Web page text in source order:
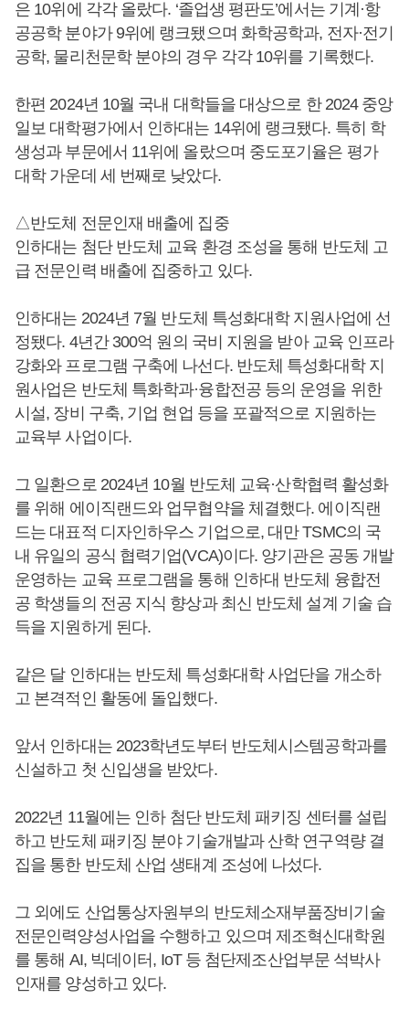
은 10위에 각각 올랐다. ‘졸업생 평판도’에서는 기계·항
공공학 분야가 9위에 랭크됐으며 화학공학과, 전자·전기
공학, 물리천문학 분야의 경우 각각 10위를 기록했다.
한편 2024년 10월 국내 대학들을 대상으로 한 2024 중앙
일보 대학평가에서 인하대는 14위에 랭크됐다. 특히 학
생성과 부문에서 11위에 올랐으며 중도포기율은 평가
대학 가운데 세 번째로 낮았다.
△반도체 전문인재 배출에 집중
인하대는 첨단 반도체 교육 환경 조성을 통해 반도체 고
급 전문인력 배출에 집중하고 있다.
인하대는 2024년 7월 반도체 특성화대학 지원사업에 선
정됐다. 4년간 300억 원의 국비 지원을 받아 교육 인프라
강화와 프로그램 구축에 나선다. 반도체 특성화대학 지
원사업은 반도체 특화학과·융합전공 등의 운영을 위한
시설, 장비 구축, 기업 현업 등을 포괄적으로 지원하는
교육부 사업이다.
그 일환으로 2024년 10월 반도체 교육·산학협력 활성화
를 위해 에이직랜드와 업무협약을 체결했다. 에이직랜
드는 대표적 디자인하우스 기업으로, 대만 TSMC의 국
내 유일의 공식 협력기업(VCA)이다. 양기관은 공동 개발
운영하는 교육 프로그램을 통해 인하대 반도체 융합전
공 학생들의 전공 지식 향상과 최신 반도체 설계 기술 습
득을 지원하게 된다.
같은 달 인하대는 반도체 특성화대학 사업단을 개소하
고 본격적인 활동에 돌입했다.
앞서 인하대는 2023학년도부터 반도체시스템공학과를
신설하고 첫 신입생을 받았다.
2022년 11월에는 인하 첨단 반도체 패키징 센터를 설립
하고 반도체 패키징 분야 기술개발과 산학 연구역량 결
집을 통한 반도체 산업 생태계 조성에 나섰다.
그 외에도 산업통상자원부의 반도체소재부품장비기술
전문인력양성사업을 수행하고 있으며 제조혁신대학원
를 통해 AI, 빅데이터, IoT 등 첨단제조산업부문 석박사
인재를 양성하고 있다.